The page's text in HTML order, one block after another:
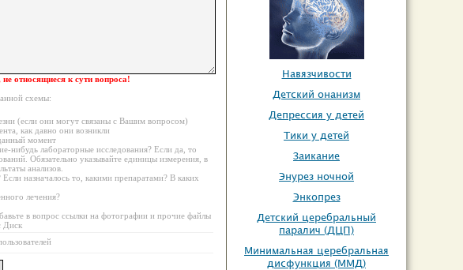
относящиеся к сути вопроса!
схемы:
(если они могут связаны с Вашим вопросом)
как давно они возникли
момент
нибудь лабораторные исследования? Если да, то
Обязательно указывайте единицы измерения, в
анализов.
Если назначалось то, какими препаратами? В каких
лечения?
в вопрос ссылки на фотографии и прочие файлы
Диск
Навязчивости
Детский онанизм
Депрессия у детей
Тики у детей
Заикание
Энурез ночной
Энкопрез
Детский церебральный
паралич (ДЦП)
Минимальная церебральная
дисфункция (ММД)